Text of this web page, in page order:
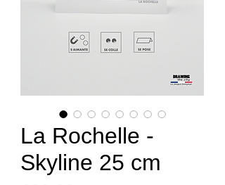
La Rochelle -
Skyline 25 cm